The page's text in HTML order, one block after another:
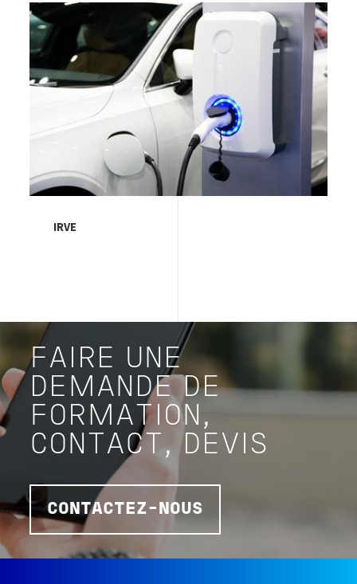
Image
IRVE
FAIRE UNE
DEMANDE DE
FORMATION,
CONTACT, DEVIS
CONTACTEZ-NOUS